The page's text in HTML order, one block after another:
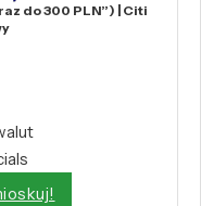
do 300 PLN”) | Citi